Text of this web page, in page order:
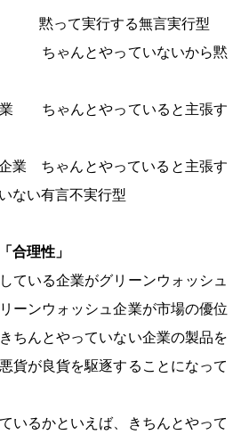
黙って実行する無言実行型
ちゃんとやっていないから黙
ちゃんとやっていると主張す
業 ちゃんとやっていると主張す
ない有言不実行型
合理性」
ている企業がグリーンウォッシュ
ーンウォッシュ企業が市場の優位
ちんとやっていない企業の製品を
貨が良貨を駆逐することになって
いるかといえば、きちんとやって